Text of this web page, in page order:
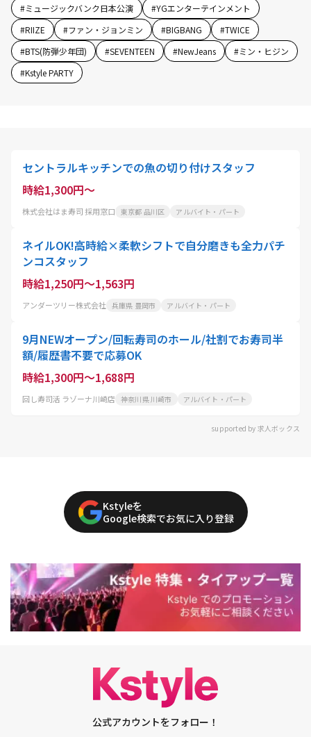
#ミュージックバンク日本公演 #YGエンターテインメント
#RIIZE #ファン・ジョンミン #BIGBANG #TWICE
#BTS(防弾少年団) #SEVENTEEN #NewJeans #ミン・ヒジン
#Kstyle PARTY
セントラルキッチンでの魚の切り付けスタッフ
時給1,300円～
株式会社はま寿司 採用窓口 東京都 品川区 アルバイト・パート
ネイルOK!高時給×柔軟シフトで自分磨きも全力パチ
ンコスタッフ
時給1,250円～1,563円
アンダーツリー株式会社 兵庫県 豊岡市 アルバイト・パート
9月NEWオープン/回転寿司のホール/社割でお寿司半
額/履歴書不要で応募OK
時給1,300円～1,688円
回し寿司活 ラゾーナ川崎店 神奈川県 川崎市 アルバイト・パート
supported by 求人ボックス
Kstyleを
Google検索でお気に入り登録
公式アカウントをフォロー！